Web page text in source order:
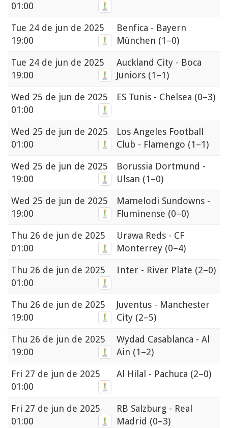
01:00
Tue 24 de jun de 2025
19:00
Benfica - Bayern
München (1–0)
Tue 24 de jun de 2025
19:00
Auckland City - Boca
Juniors (1–1)
Wed 25 de jun de 2025
01:00
ES Tunis - Chelsea (0–3)
Wed 25 de jun de 2025
01:00
Los Angeles Football
Club - Flamengo (1–1)
Wed 25 de jun de 2025
19:00
Borussia Dortmund -
Ulsan (1–0)
Wed 25 de jun de 2025
19:00
Mamelodi Sundowns -
Fluminense (0–0)
Thu 26 de jun de 2025
01:00
Urawa Reds - CF
Monterrey (0–4)
Thu 26 de jun de 2025
01:00
Inter - River Plate (2–0)
Thu 26 de jun de 2025
19:00
Juventus - Manchester
City (2–5)
Thu 26 de jun de 2025
19:00
Wydad Casablanca - Al
Ain (1–2)
Fri 27 de jun de 2025
01:00
Al Hilal - Pachuca (2–0)
Fri 27 de jun de 2025
01:00
RB Salzburg - Real
Madrid (0–3)